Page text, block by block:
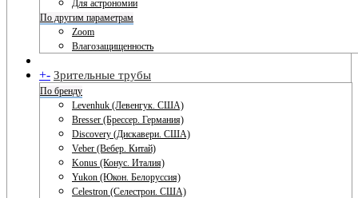
Для астрономии
По другим параметрам
Zoom
Влагозащищенность
+- Зрительные трубы
По бренду
Levenhuk (Левенгук. США)
Bresser (Брессер. Германия)
Discovery (Дискавери. США)
Veber (Вебер. Китай)
Konus (Конус. Италия)
Yukon (Юкон. Белоруссия)
Celestron (Селестрон. США)